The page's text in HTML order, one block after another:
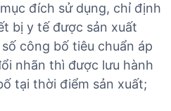
đích sử dụng, chỉ định
bị y tế được sản xuất
công bố tiêu chuẩn áp
nhãn thì được lưu hành
tại thời điểm sản xuất;